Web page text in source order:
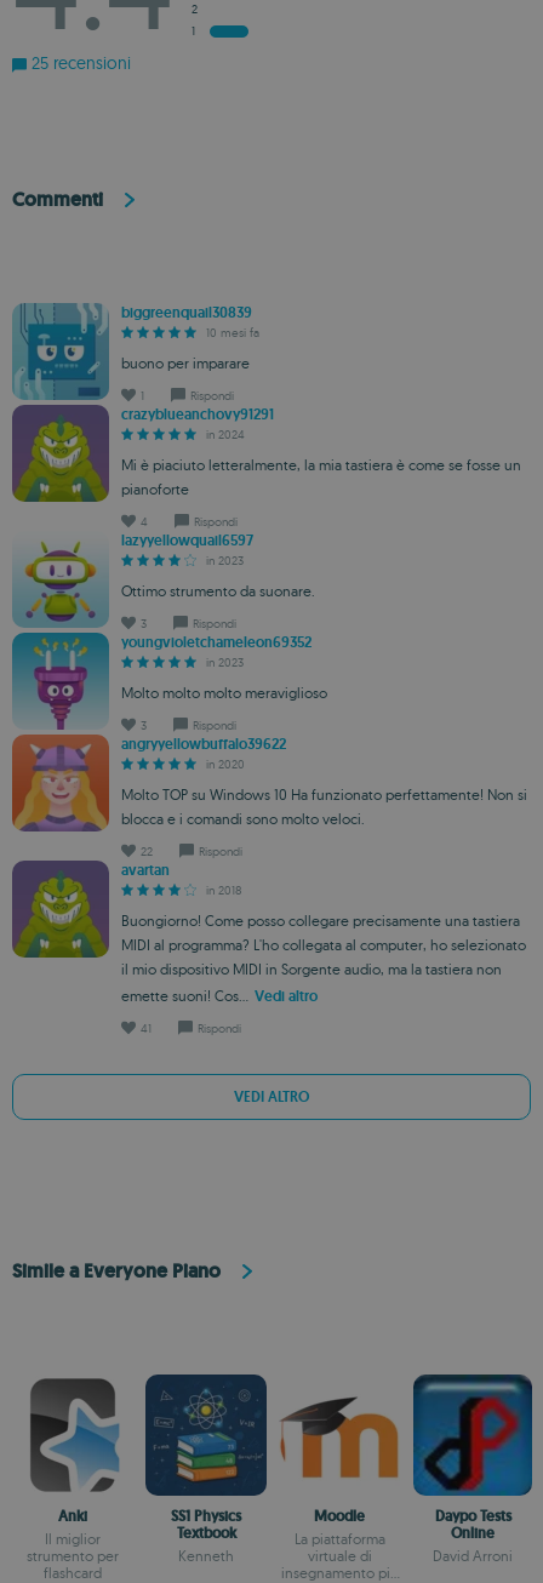
2
1
25 recensioni
Commenti
biggreenquail30839
10 mesi fa
buono per imparare
1 Rispondi
crazyblueanchovy91291
in 2024
Mi è piaciuto letteralmente, la mia tastiera è come se fosse un
pianoforte
4 Rispondi
lazyyellowquail6597
in 2023
Ottimo strumento da suonare.
3 Rispondi
youngvioletchameleon69352
in 2023
Molto molto molto meraviglioso
3 Rispondi
angryyellowbuffalo39622
in 2020
Molto TOP su Windows 10 Ha funzionato perfettamente! Non si
blocca e i comandi sono molto veloci.
22 Rispondi
avartan
in 2018
Buongiorno! Come posso collegare precisamente una tastiera
MIDI al programma? L'ho collegata al computer, ho selezionato
il mio dispositivo MIDI in Sorgente audio, ma la tastiera non
emette suoni! Cos...
Vedi altro
41 Rispondi
VEDI ALTRO
Simile a Everyone Piano
Anki
Il miglior
strumento per
flashcard
SS1 Physics
Textbook
Kenneth
Moodle
La piattaforma
virtuale di
insegnamento più
Daypo Tests
Online
David Arroni